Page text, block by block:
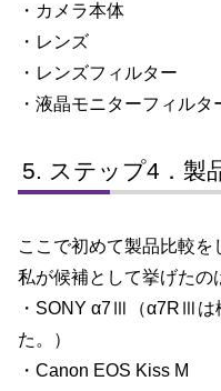
・カメラ本体
・レンズ
・レンズフィルター
・液晶モニターフィルタ
ステップ4．製
ここで初めて製品比較を
私が候補として挙げたの
・SONY α7Ⅲ（α7RⅢは
た。）
・Canon EOS Kiss M